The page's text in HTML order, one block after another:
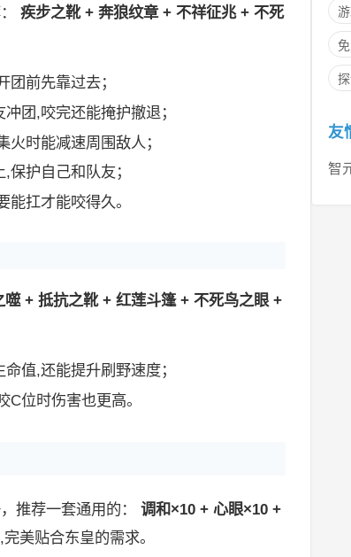
疾步之靴 + 奔狼纹章 + 不祥征兆 + 不死
前先靠过去；
团,咬完还能掩护撤退；
时能减速周围敌人；
护自己和队友；
能扛才能咬得久。
噬 + 抵抗之靴 + 红莲斗篷 + 不死鸟之眼 +
值,还能提升刷野速度；
位时伤害也更高。
推荐一套通用的： 调和×10 + 心眼×10 +
美贴合东皇的需求。
友
智